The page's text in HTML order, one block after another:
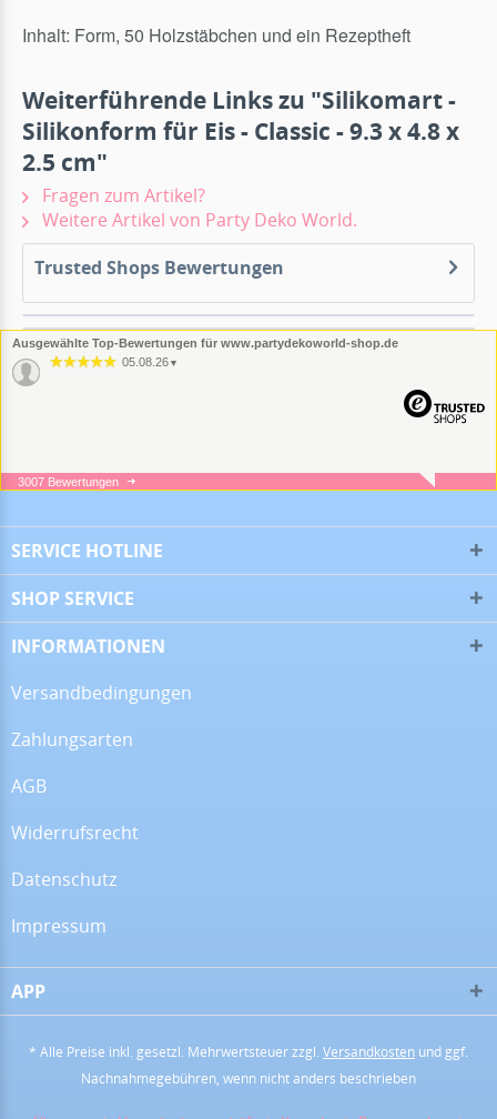
Inhalt: Form, 50 Holzstäbchen und ein Rezeptheft
Weiterführende Links zu "Silikomart -
Silikonform für Eis - Classic - 9.3 x 4.8 x
2.5 cm"
Fragen zum Artikel?
Weitere Artikel von Party Deko World.
Trusted Shops Bewertungen
Ausgewählte Top-Bewertungen für www.partydekoworld-shop.de
05.08.26 ▼
05.08.26▼
13.07.26
09.06.26
3007 Bewertungen
SERVICE HOTLINE
SHOP SERVICE
INFORMATIONEN
Versandbedingungen
Zahlungsarten
AGB
Widerrufsrecht
Datenschutz
Impressum
APP
* Alle Preise inkl. gesetzl. Mehrwertsteuer zzgl. Versandkosten und ggf.
Nachnahmegebühren, wenn nicht anders beschrieben